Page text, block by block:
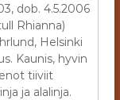
dob. 4.5.2006
Rhianna)
Helsinki
Kaunis, hyvin
tiiviit
ja alalinja.